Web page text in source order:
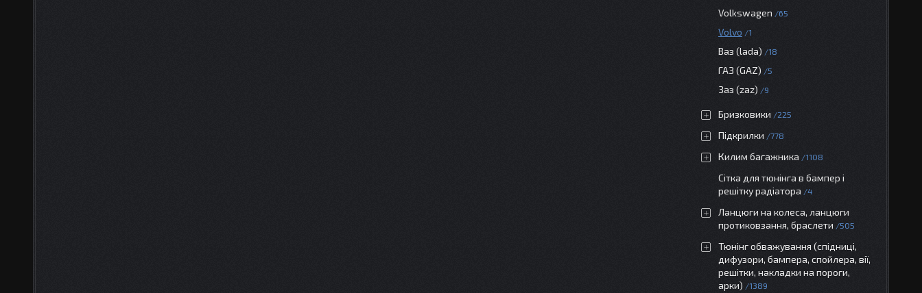
Volkswagen 65
Volvo 1
Ваз (lada) 18
ГАЗ (GAZ) 5
Заз (zaz) 9
Бризковики 225
Підкрилки 778
Килим багажника 1108
Сітка для тюнінга в бампер і
решітку радіатора
4
Ланцюги на колеса, ланцюги
протиковзання, браслети
505
Тюнінг обважування (спідниці,
дифузори, бампера, спойлера, вії,
решітки, накладки на пороги,
арки)
1389